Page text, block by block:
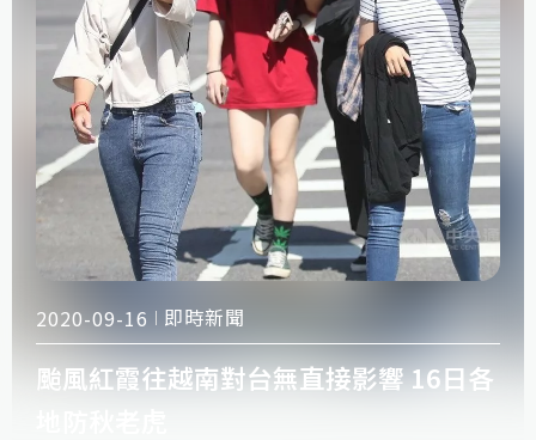
2020-09-16 即時新聞
颱風紅霞往越南對台無直接影響 16日各